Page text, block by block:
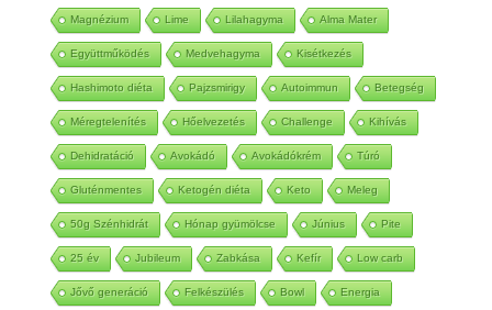
Magnézium Lime Lilahagyma Alma Mater
Együttműködés Medvehagyma Kisétkezés
Hashimoto diéta Pajzsmirigy Autoimmun Betegség
Méregtelenítés Hőelvezetés Challenge Kihívás
Dehidratáció Avokádó Avokádókrém Túró
Gluténmentes Ketogén diéta Keto Meleg
50g Szénhidrát Hónap gyümölcse Június Pite
25 év Jubileum Zabkása Kefír Low carb
Jővő generáció Felkészülés Bowl Energia